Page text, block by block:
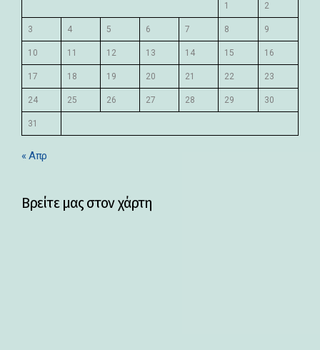
1 2
3 4 5 6 7 8 9
10 11 12 13 14 15 16
17 18 19 20 21 22 23
24 25 26 27 28 29 30
31
« Απρ
Βρείτε μας στον χάρτη